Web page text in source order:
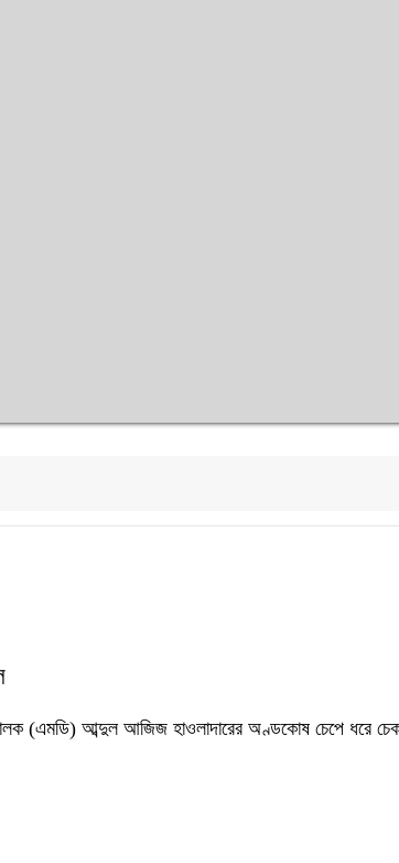
(এমডি) আব্দুল আজিজ হাওলাদারের অণ্ডকোষ চেপে ধরে